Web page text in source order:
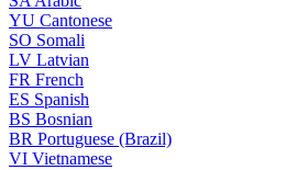
YU Cantonese
SO Somali
LV Latvian
FR French
ES Spanish
BS Bosnian
BR Portuguese (Brazil)
VI Vietnamese